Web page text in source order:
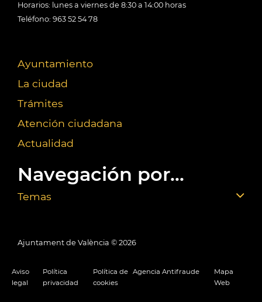
Horarios: lunes a viernes de 8:30 a 14:00 horas
Teléfono: 963 52 54 78
Ayuntamiento
La ciudad
Trámites
Atención ciudadana
Actualidad
Navegación por...
Temas
Ajuntament de València © 2026
Aviso
legal
Política
privacidad
Política de
cookies
Agencia Antifraude
Mapa
Web